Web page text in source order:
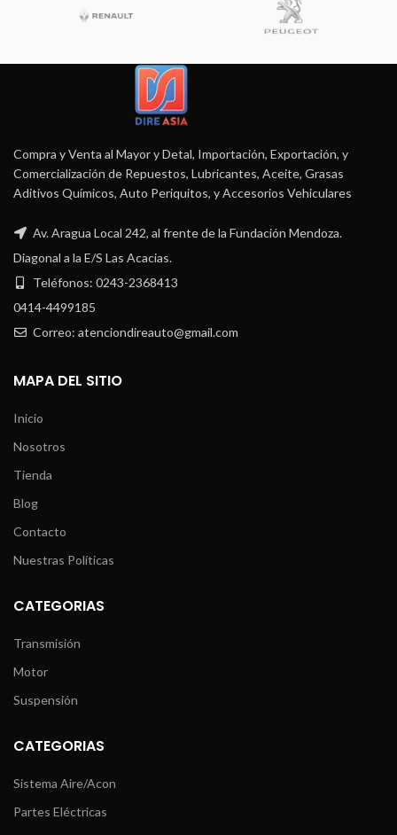
Compra y Venta al Mayor y Detal, Importación, Exportación, y
Comercialización de Repuestos, Lubricantes, Aceite, Grasas
Aditivos Químicos, Auto Periquitos, y Accesorios Vehiculares
Av. Aragua Local 242, al frente de la Fundación Mendoza.
Diagonal a la E/S Las Acacias.
Teléfonos: 0243-2368413
0414-4499185
Correo: atenciondireauto@gmail.com
MAPA DEL SITIO
Inicio
Nosotros
Tienda
Blog
Contacto
Nuestras Políticas
CATEGORIAS
Transmisión
Motor
Suspensión
CATEGORIAS
Sistema Aire/Acon
Partes Eléctricas